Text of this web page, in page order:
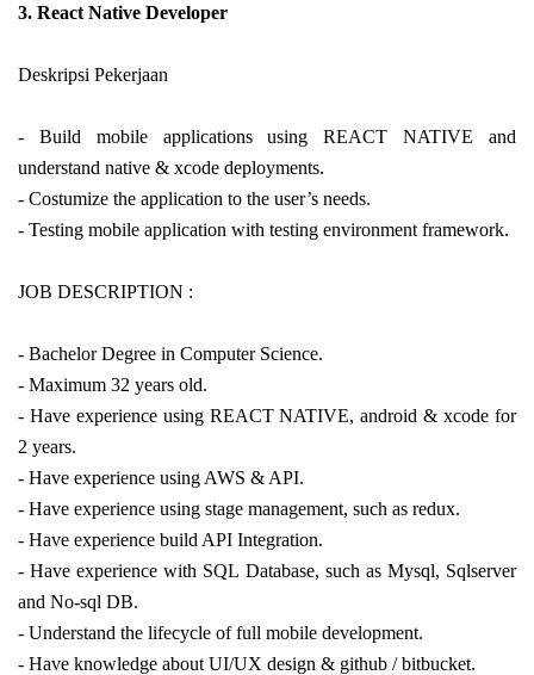
3. React Native Developer
Deskripsi Pekerjaan
- Build mobile applications using REACT NATIVE and
understand native & xcode deployments.
- Costumize the application to the user’s needs.
- Testing mobile application with testing environment framework.
JOB DESCRIPTION :
- Bachelor Degree in Computer Science.
- Maximum 32 years old.
- Have experience using REACT NATIVE, android & xcode for
2 years.
- Have experience using AWS & API.
- Have experience using stage management, such as redux.
- Have experience build API Integration.
- Have experience with SQL Database, such as Mysql, Sqlserver
and No-sql DB.
- Understand the lifecycle of full mobile development.
- Have knowledge about UI/UX design & github / bitbucket.